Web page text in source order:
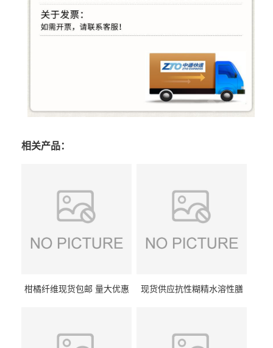
相关产品：
柑橘纤维现货包邮 量大优惠
现货供应抗性糊精水溶性膳